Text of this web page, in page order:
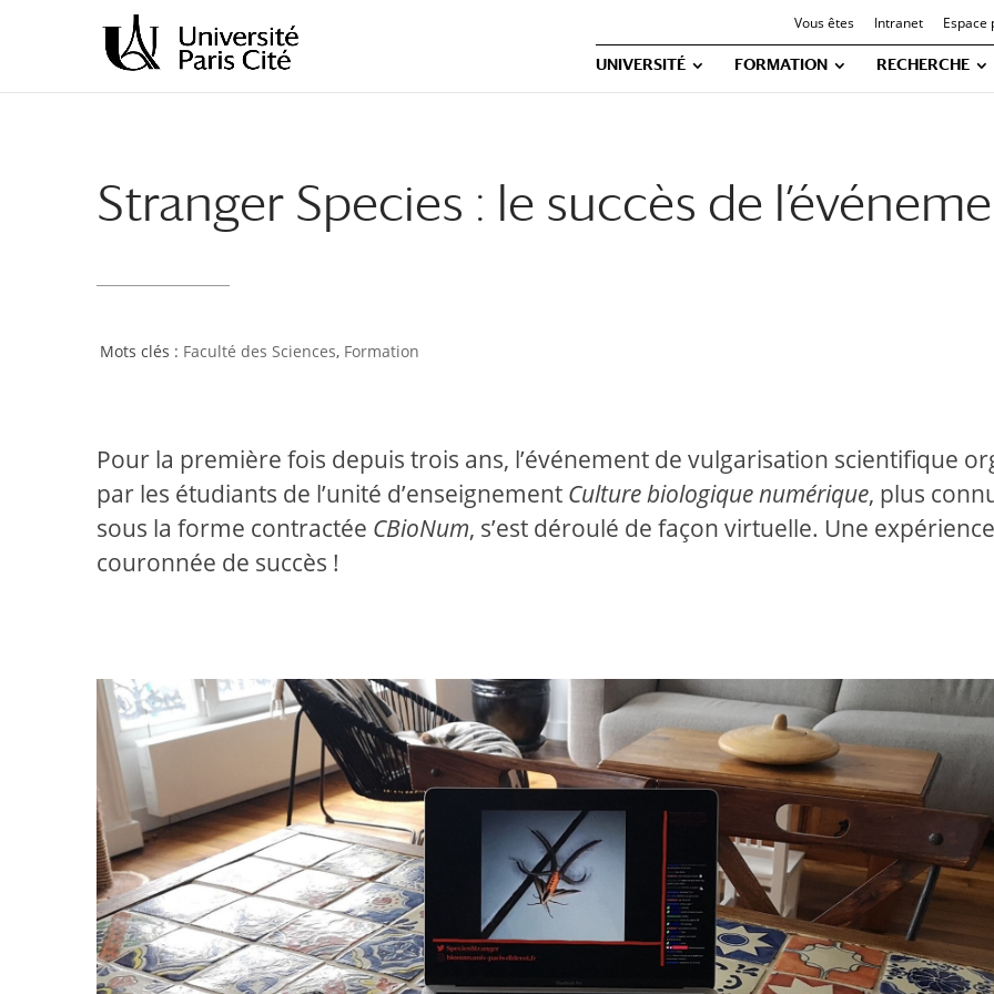
principal
navigation
Vous êtes Intranet Espace
UNIVERSITÉ FORMATION RECHERCHE
Stranger Species : le succès de
Faculté des Sciences, Formation
Pour la première fois depuis trois ans, l’événement de vulgarisation scientifique
par les étudiants de l’unité d’enseignement Culture biologique numérique, plus
sous la forme contractée CBioNum, s’est déroulé de façon virtuelle. Une expérience
couronnée de succès !